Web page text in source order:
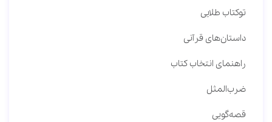
توکتاب طلایی
داستان‌های قرآنی
راهنمای انتخاب کتاب
ضرب‌المثل
قصه‌گویی